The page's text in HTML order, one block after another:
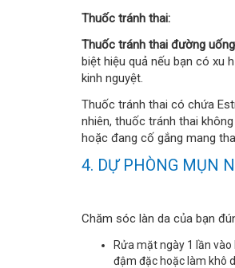
Thuốc tránh thai:
Thuốc tránh thai đường uống
biệt hiệu quả nếu bạn có xu
kinh nguyệt.
Thuốc tránh thai có chứa
nhiên, thuốc tránh thai
hoặc đang cố gắng mang
4. DỰ PHÒNG MỤN
Chăm sóc làn da của bạn
Rửa mặt ngày 1 lần
đậm đặc hoặc làm khô